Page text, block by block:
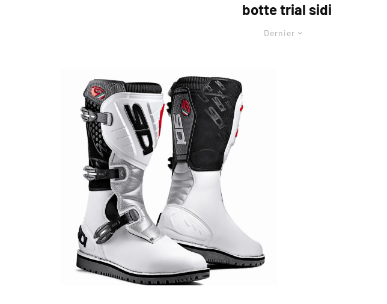
botte trial sidi
Dernier